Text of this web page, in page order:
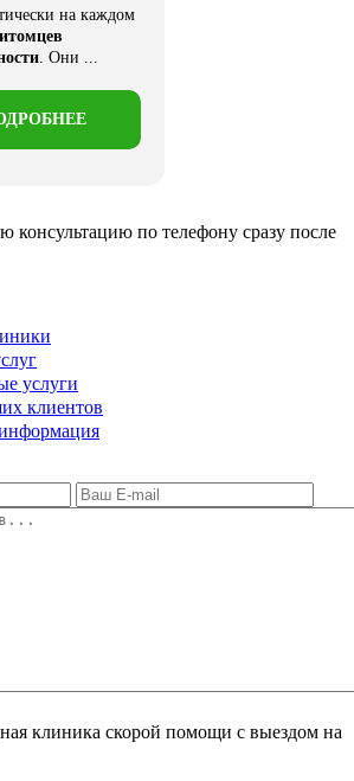
на каждом
. Они ...
консультацию по телефону сразу после
услуги
клиентов
клиника скорой помощи с выездом на